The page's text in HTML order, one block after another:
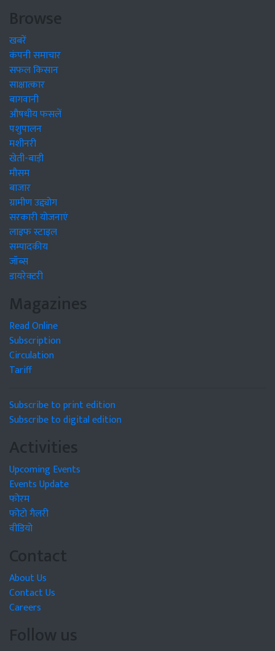
Browse
खबरें
कंपनी समाचार
सफल किसान
साक्षात्कार
बागवानी
औषधीय फसलें
पशुपालन
मशीनरी
खेती-बाड़ी
मौसम
बाजार
ग्रामीण उद्द्योग
सरकारी योजनाएं
लाइफ स्टाइल
सम्पादकीय
जॉब्स
डायरेक्टरी
Magazines
Read Online
Subscription
Circulation
Tariff
Subscribe to print edition
Subscribe to digital edition
Activities
Upcoming Events
Events Update
फोरम
फोटो गैलरी
वीडियो
Contact
About Us
Contact Us
Careers
Follow us